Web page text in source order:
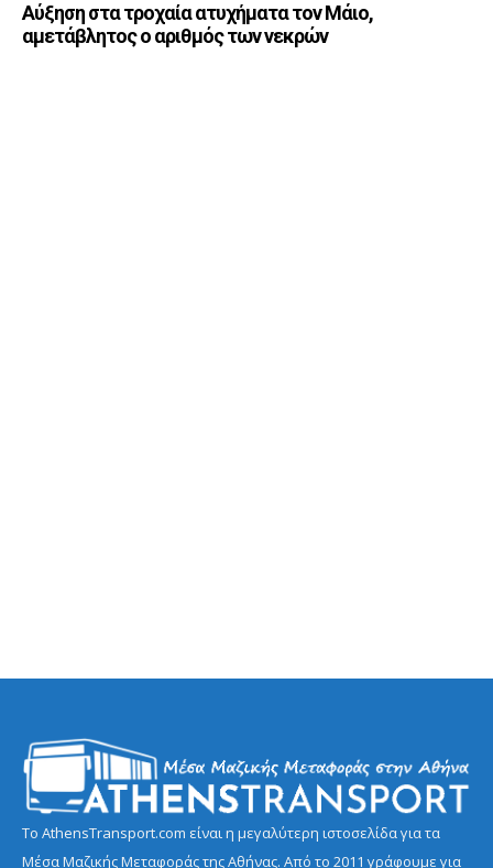
Αύξηση στα τροχαία ατυχήματα τον Μάιο,
αμετάβλητος ο αριθμός των νεκρών
Το AthensTransport.com είναι η μεγαλύτερη ιστοσελίδα για τα
Μέσα Μαζικής Μεταφοράς της Αθήνας. Από το 2011 γράφουμε για